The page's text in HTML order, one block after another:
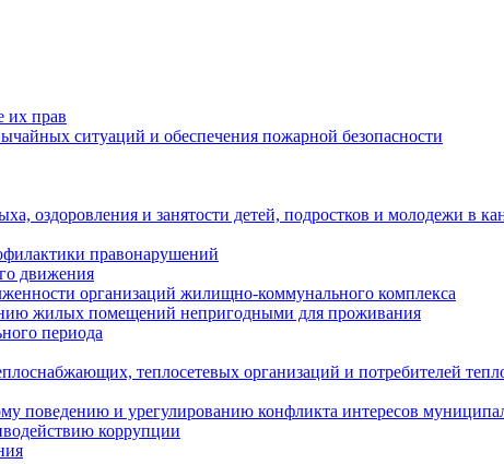
их прав
ситуаций и обеспечения пожарной безопасности
оздоровления и занятости детей, подростков и молодежи в
правонарушений
движения
организаций жилищно-коммунального комплекса
жилых помещений непригодными для проживания
периода
теплосетевых организаций и потребителей
поведению и урегулированию конфликта интересов
коррупции